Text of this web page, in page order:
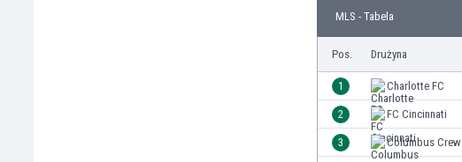
MLS - Tabela
Pos. Drużyna
1 Charlotte FC
2 FC Cincinnati
3 Columbus Crew